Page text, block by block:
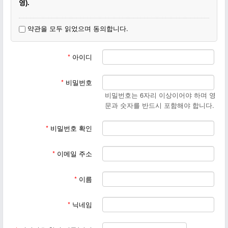
영).
명, 이모티콘 등을 달아주세요.
4. 회원가입이 끝나면 작은교회 일꾼에게 꼭 등업신청을 부탁하
약관을 모두 읽었으며 동의합니다.
* 아이디
* 비밀번호
비밀번호는 6자리 이상이어야 하며 영
문과 숫자를 반드시 포함해야 합니다.
* 비밀번호 확인
* 이메일 주소
* 이름
* 닉네임